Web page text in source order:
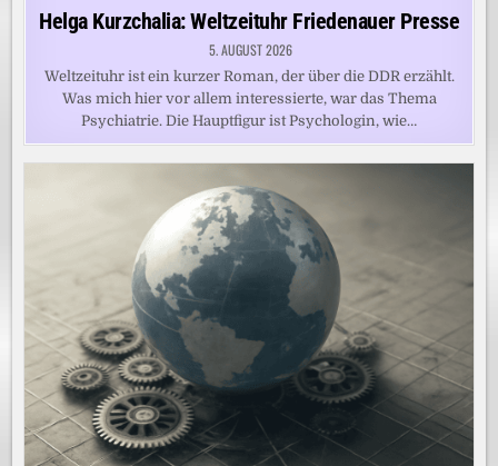
in
Helga Kurzchalia: Weltzeituhr Friedenauer Presse
5. AUGUST 2026
Weltzeituhr ist ein kurzer Roman, der über die DDR erzählt.
Was mich hier vor allem interessierte, war das Thema
Psychiatrie. Die Hauptfigur ist Psychologin, wie…